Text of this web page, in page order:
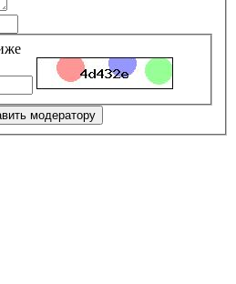
модератору